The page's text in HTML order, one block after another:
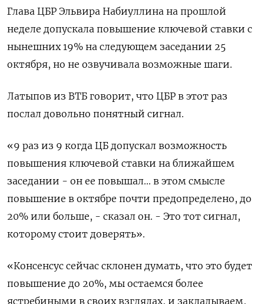
Глава ЦБР Эльвира Набиуллина на прошлой
неделе допускала повышение ключевой ставки с
нынешних 19% на следующем заседании 25
октября, но не озвучивала возможные шаги.
Латыпов из ВТБ говорит, что ЦБР в этот раз
послал довольно понятный сигнал.
«9 раз из 9 когда ЦБ допускал возможность
повышения ключевой ставки на ближайшем
заседании - он ее повышал... в этом смысле
повышение в октябре почти предопределено, до
20% или больше, - сказал он. - Это тот сигнал,
которому стоит доверять».
«Консенсус сейчас склонен думать, что это будет
повышение до 20%, мы остаемся более
ястребиными в своих взглядах, и закладываем,